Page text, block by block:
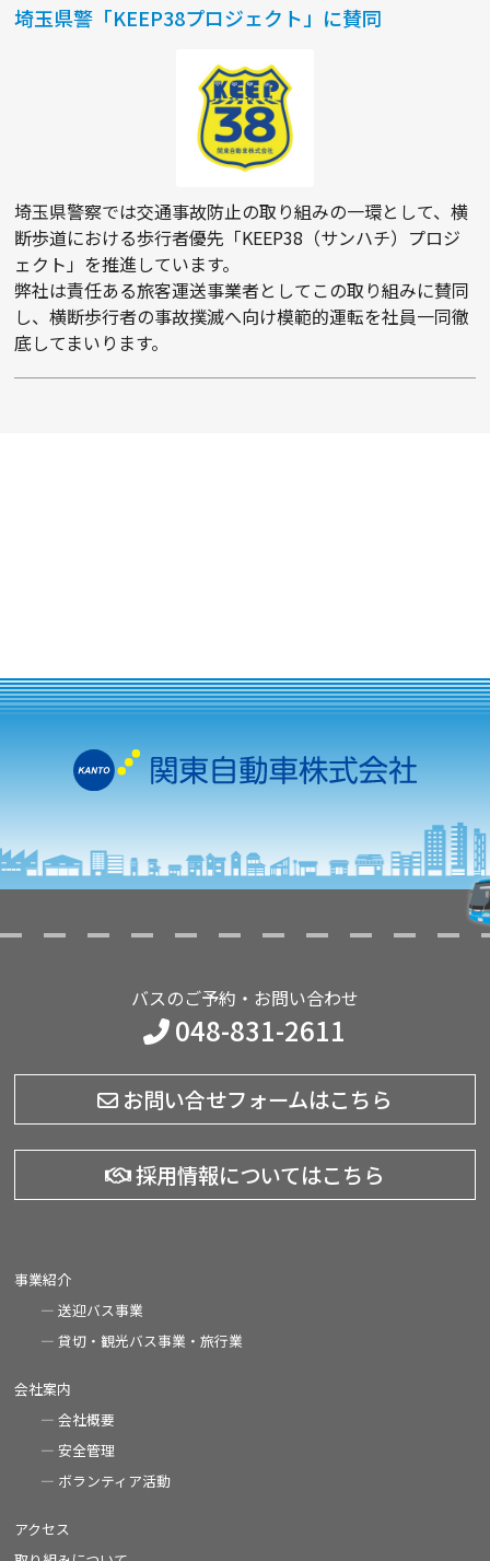
埼玉県警「KEEP38プロジェクト」に賛同
埼玉県警察では交通事故防止の取り組みの一環として、横
断歩道における歩行者優先「KEEP38（サンハチ）プロジ
ェクト」を推進しています。
弊社は責任ある旅客運送事業者としてこの取り組みに賛同
し、横断歩行者の事故撲滅へ向け模範的運転を社員一同徹
底してまいります。
お問い合せフォームはこちら
バスのご予約・お問い合わせ
048-831-2611
採用情報についてはこちら
事業紹介
送迎バス事業
貸切・観光バス事業・旅行業
会社案内
会社概要
安全管理
ボランティア活動
アクセス